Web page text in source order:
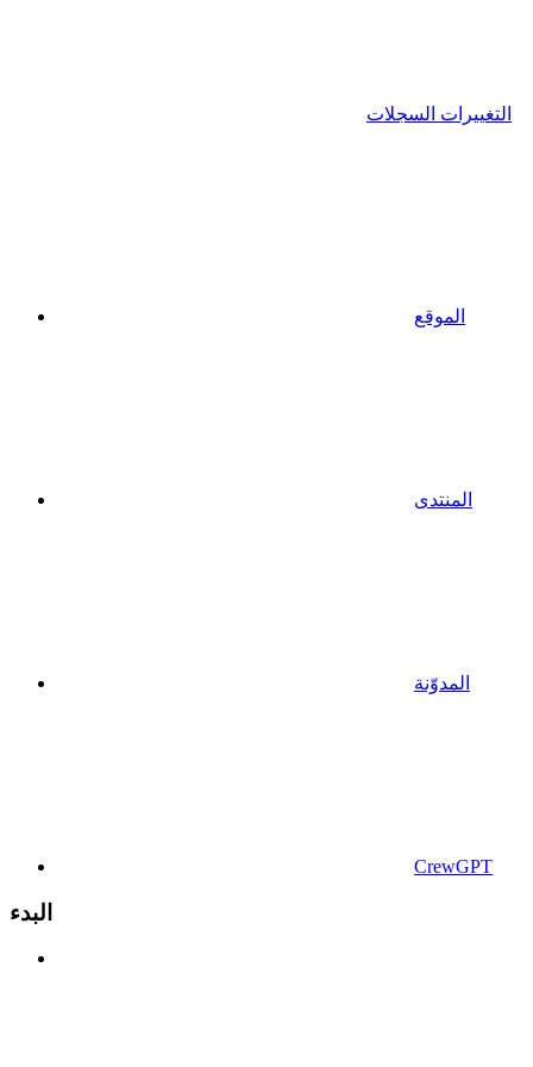
التغييرات السجلات
الموقع
المنتدى
المدوّنة
CrewGPT
البدء